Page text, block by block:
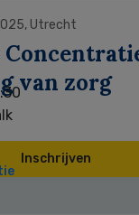
Utrecht
van zorg
Inschrijven